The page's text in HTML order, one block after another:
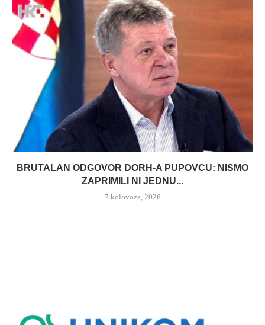
BRUTALAN ODGOVOR DORH-A PUPOVCU: NISMO
ZAPRIMILI NI JEDNU...
7 kolovoza, 2026